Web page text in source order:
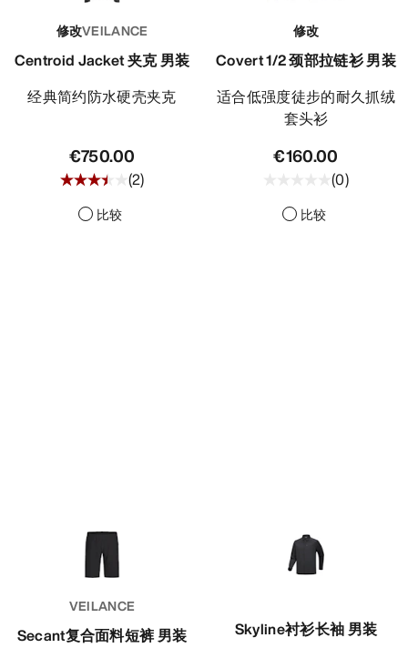
修改VEILANCE
Centroid Jacket 夹克 男装
经典简约防水硬壳夹克
€750.00
(2)
比较
修改
Covert 1/2 颈部拉链衫 男装
适合低强度徒步的耐久抓绒
套头衫
€160.00
(0)
比较
VEILANCE
Secant复合面料短裤 男装
Skyline衬衫长袖 男装